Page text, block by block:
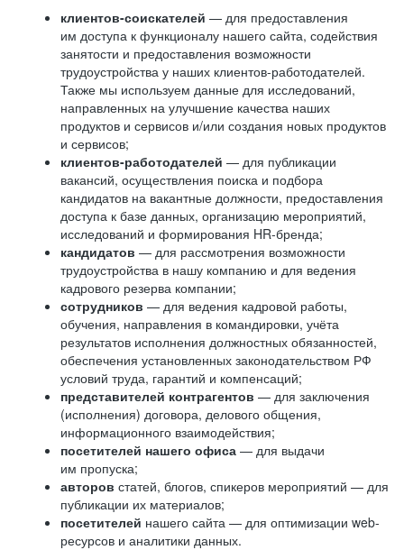
клиентов-соискателей — для предоставления
им доступа к функционалу нашего сайта, содействия
занятости и предоставления возможности
трудоустройства у наших клиентов-работодателей.
Также мы используем данные для исследований,
направленных на улучшение качества наших
продуктов и сервисов и/или создания новых продуктов
и сервисов;
клиентов-работодателей — для публикации
вакансий, осуществления поиска и подбора
кандидатов на вакантные должности, предоставления
доступа к базе данных, организацию мероприятий,
исследований и формирования HR-бренда;
кандидатов — для рассмотрения возможности
трудоустройства в нашу компанию и для ведения
кадрового резерва компании;
сотрудников — для ведения кадровой работы,
обучения, направления в командировки, учёта
результатов исполнения должностных обязанностей,
обеспечения установленных законодательством РФ
условий труда, гарантий и компенсаций;
представителей контрагентов — для заключения
(исполнения) договора, делового общения,
информационного взаимодействия;
посетителей нашего офиса — для выдачи
им пропуска;
авторов статей, блогов, спикеров мероприятий — для
публикации их материалов;
посетителей нашего сайта — для оптимизации web-
ресурсов и аналитики данных.